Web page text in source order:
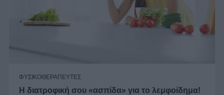
ΦΥΣΙΚΟΘΕΡΑΠΕΥΤΕΣ
Η διατροφική σου «ασπίδα» για το λεμφοίδημα!